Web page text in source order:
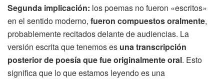
Segunda implicación: los poemas no fueron «escritos»
en el sentido moderno, fueron compuestos oralmente,
probablemente recitados delante de audiencias. La
versión escrita que tenemos es una transcripción
posterior de poesía que fue originalmente oral. Esto
significa que lo que estamos leyendo es una